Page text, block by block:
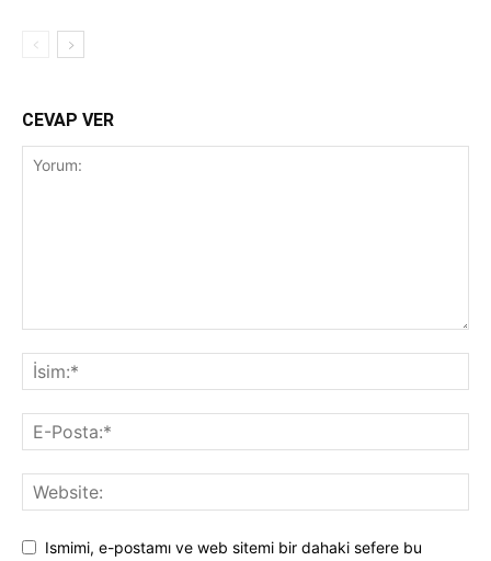
CEVAP VER
Ismimi, e-postamı ve web sitemi bir dahaki sefere bu